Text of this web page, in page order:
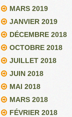
MARS 2019
JANVIER 2019
DÉCEMBRE 2018
OCTOBRE 2018
JUILLET 2018
JUIN 2018
MAI 2018
MARS 2018
FÉVRIER 2018